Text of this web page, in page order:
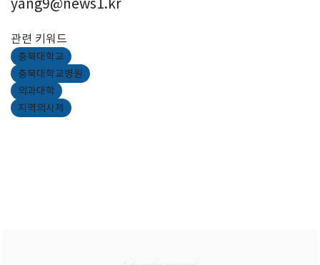
yang9@news1.kr
관련 키워드
충북대학교
충북대학교병원
의과대학
지역의사제